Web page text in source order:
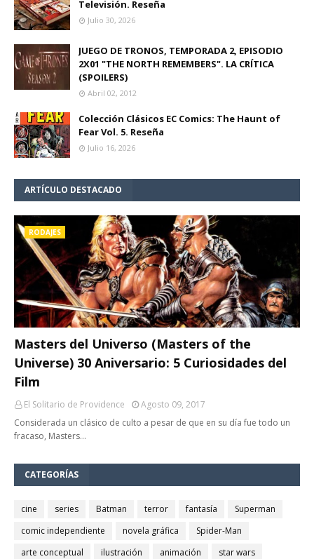
Televisión. Reseña
Julio 30, 2026
JUEGO DE TRONOS, TEMPORADA 2, EPISODIO
2X01 "THE NORTH REMEMBERS". LA CRÍTICA
(SPOILERS)
Abril 02, 2012
Colección Clásicos EC Comics: The Haunt of
Fear Vol. 5. Reseña
Julio 16, 2026
ARTÍCULO DESTACADO
RODAJES
Masters del Universo (Masters of the
Universe) 30 Aniversario: 5 Curiosidades del
Film
El Solitario de Providence
Agosto 09, 2017
Considerada un clásico de culto a pesar de que en su día fue todo un
fracaso, Masters…
CATEGORÍAS
cine series Batman terror fantasía
Superman
comic independiente
novela gráfica
Spider-Man
arte conceptual
ilustración animación
star wars